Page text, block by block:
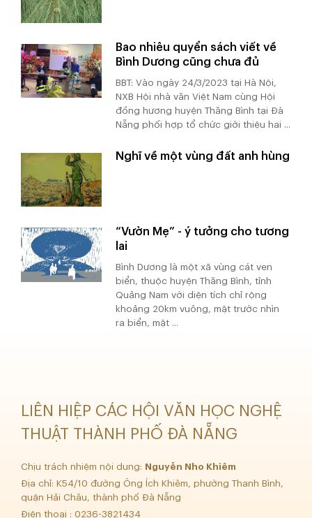
Bao nhiêu quyển sách viết về
Bình Dương cũng chưa đủ
BBT: Vào ngày 24/3/2023 tại Hà Nội,
NXB Hội nhà văn Việt Nam cùng Hội
đồng hương huyện Thăng Bình tại Đà
Nẵng phối hợp tổ chức giới thiệu hai ...
Nghĩ về một vùng đất anh hùng
“Vườn Mẹ” - ý tưởng cho tương
lai
Bình Dương là một xã vùng cát ven
biển, thuộc huyện Thăng Bình, tỉnh
Quảng Nam với diện tích chỉ rộng
khoảng 20km vuông, mặt trước nhìn
ra biển, mặt ...
LIÊN HIỆP CÁC HỘI VĂN HỌC NGHỆ
THUẬT THÀNH PHỐ ĐÀ NẴNG
Chịu trách nhiệm nội dung: Nguyễn Nho Khiêm
Địa chỉ: K54/10 đường Ông Ích Khiêm, phường Thanh Bình,
quận Hải Châu, thành phố Đà Nẵng
Điện thoại : 0236-3821434